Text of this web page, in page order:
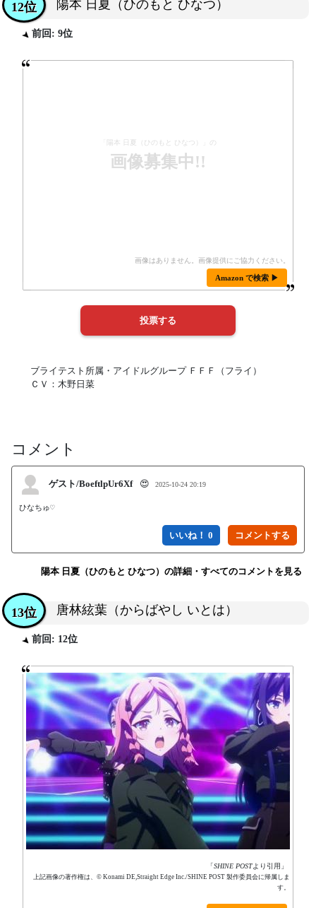
陽本 日夏（ひのもと ひなつ）
12位
前回: 9位
「陽本 日夏（ひのもと ひなつ）」の
画像募集中!!
Amazon で検索 ▶
ブライテスト所属・アイドルグループ ＦＦＦ（フライ）
ＣＶ：木野日菜
コメント
ゲスト/BoeftlpUr6Xf 😍 2025-10-24 20:19
ひなちゅ♡
いいね！ 0
陽本 日夏（ひのもと ひなつ）の詳細・すべてのコメントを見る
唐林絃葉（からばやし いとは）
13位
前回: 12位
「SHINE POSTより引用」
上記画像の著作権は、© Konami DE,Straight Edge Inc./SHINE POST 製作委員会に帰属しま
す。